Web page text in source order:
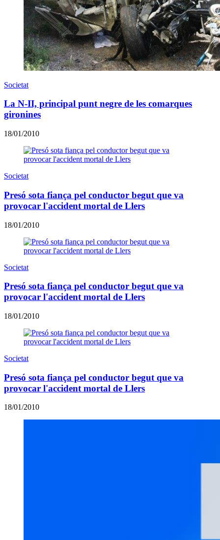
Societat
La N-II, principal punt negre de les comarques
gironines
18/01/2010
Societat
Presó sota fiança pel conductor begut que va
provocar l'accident mortal de Llers
18/01/2010
Societat
Presó sota fiança pel conductor begut que va
provocar l'accident mortal de Llers
18/01/2010
Societat
Presó sota fiança pel conductor begut que va
provocar l'accident mortal de Llers
18/01/2010